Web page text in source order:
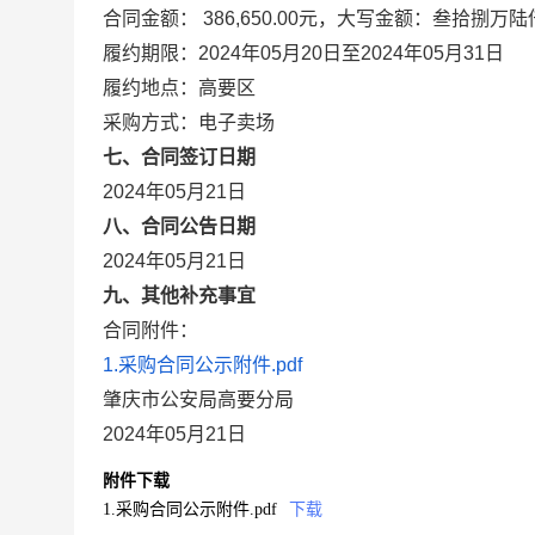
合同金额： 386,650.00元，大写金额：叁拾捌万陆
履约期限：2024年05月20日至2024年05月31日
履约地点：高要区
采购方式：电子卖场
七、合同签订日期
2024年05月21日
八、合同公告日期
2024年05月21日
九、其他补充事宜
合同附件：
1.采购合同公示附件.pdf
肇庆市公安局高要分局
2024年05月21日
附件下载
1.采购合同公示附件.pdf
下载